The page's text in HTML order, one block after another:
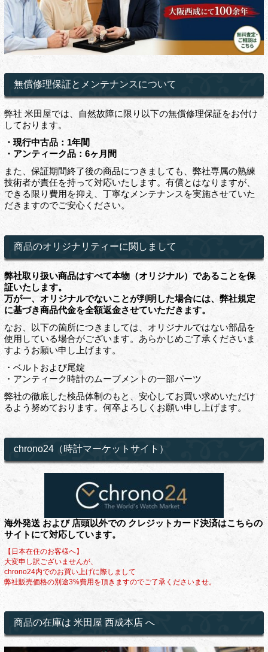
無償修理保証とメンテナンスについて
弊社 米田屋では、自然故障に限り以下の無償修理保証をお付け
しております。
・現行中古品：1年間
・アンティーク品：6ヶ月間
また、保証期間終了後の商品につきましても、弊社専属の熟練
技術者が責任を持って対応いたします。有償とはなりますが、
できる限り費用を抑え、丁寧なメンテナンスを実施させていた
だきますのでご安心ください。
商品のオリジナリティーに関しまして
弊社取り扱い商品はすべて本物（オリジナル）であることを保
証いたします。
万が一、オリジナルでないことが判明した場合には、弊社規定
に基づき商品代金を全額返金させていただきます。
なお、以下の箇所につきましては、オリジナルではない部品を
使用している場合がございます。あらかじめご了承くださいま
すようお願い申し上げます。
・ベルトおよび尾錠
・アンティーク時計のムーブメントの一部パーツ
弊社の徹底した検品体制のもと、安心してお買い求めいただけ
るよう努めております。何卒よろしくお願い申し上げます。
chrono24（時計マーケットサイト）
海外発送 および 店頭以外での クレジットカード決済はこちらの
サイトにて対応しています。
【日本在住のお客様へ】
大変申し訳ございませんが、
chrono24内でのお買い上げに際しまして
弊社販売価格の別途3%費用を頂きますのでご了承くださいませ。
商品の在庫は 米田屋 西成本店 へ